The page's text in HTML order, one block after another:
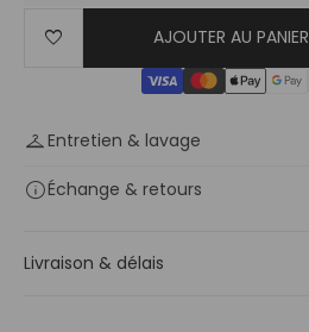
favorite AJOUTER AU PANIER
checkroomEntretien & lavage
infoÉchange & retours
Livraison & délais